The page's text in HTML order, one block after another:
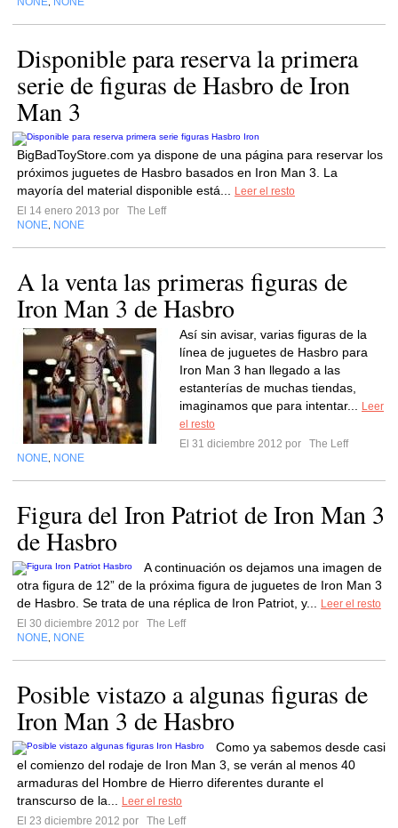
Disponible para reserva la primera
serie de figuras de Hasbro de Iron
Man 3
BigBadToyStore.com ya dispone de una página para reservar los
próximos juguetes de Hasbro basados en Iron Man 3. La
mayoría del material disponible está...
Leer el resto
El 14 enero 2013 por
The Leff
NONE NONE
A la venta las primeras figuras de
Iron Man 3 de Hasbro
Así sin avisar, varias figuras de la
línea de juguetes de Hasbro para
Iron Man 3 han llegado a las
estanterías de muchas tiendas,
imaginamos que para intentar...
Leer
el resto
El 31 diciembre 2012 por
The Leff
NONE NONE
Figura del Iron Patriot de Iron Man 3
de Hasbro
A continuación os dejamos una imagen de
otra figura de 12” de la próxima figura de juguetes de Iron Man 3
de Hasbro. Se trata de una réplica de Iron Patriot, y...
Leer el resto
El 30 diciembre 2012 por
The Leff
NONE NONE
Posible vistazo a algunas figuras de
Iron Man 3 de Hasbro
Como ya sabemos desde casi
el comienzo del rodaje de Iron Man 3, se verán al menos 40
armaduras del Hombre de Hierro diferentes durante el
transcurso de la...
Leer el resto
El 23 diciembre 2012 por
The Leff